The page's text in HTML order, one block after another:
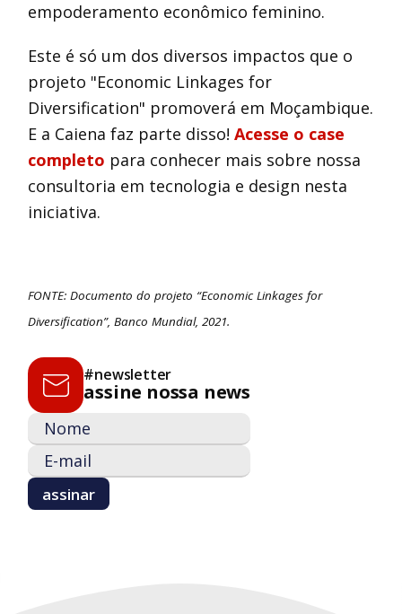
empoderamento econômico feminino.
Este é só um dos diversos impactos que o
projeto "Economic Linkages for
Diversification" promoverá em Moçambique.
E a Caiena faz parte disso!Acesse o case
completo para conhecer mais sobre nossa
consultoria em tecnologia e design nesta
iniciativa.
FONTE: Documento do projeto “Economic Linkages for
Diversification”, Banco Mundial, 2021.
#newsletter
assine nossa news